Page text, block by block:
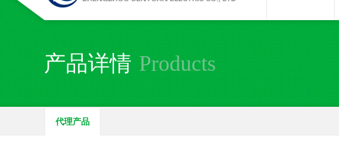
产品详情 Products
代理产品